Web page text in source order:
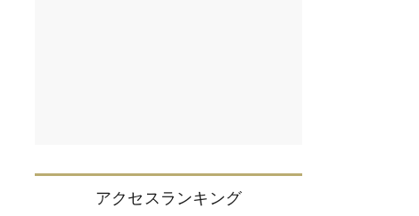
アクセスランキング